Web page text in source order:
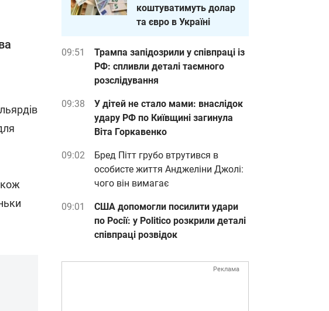
коштуватимуть долар
та євро в Україні
09:51
Трампа запідозрили у співпраці із
РФ: спливли деталі таємного
розслідування
09:38
У дітей не стало мами: внаслідок
удару РФ по Київщині загинула
Віта Горкавенко
09:02
Бред Пітт грубо втрутився в
особисте життя Анджеліни Джолі:
чого він вимагає
09:01
США допомогли посилити удари
по Росії: у Politico розкрили деталі
співпраці розвідок
Реклама